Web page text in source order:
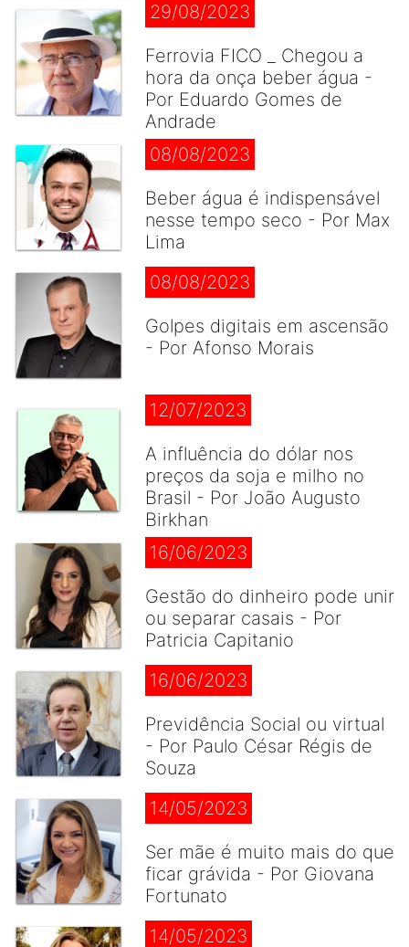
29/08/2023
Ferrovia FICO _ Chegou a
hora da onça beber água -
Por Eduardo Gomes de
Andrade
08/08/2023
Beber água é indispensável
nesse tempo seco - Por Max
Lima
08/08/2023
Golpes digitais em ascensão
- Por Afonso Morais
12/07/2023
A influência do dólar nos
preços da soja e milho no
Brasil - Por João Augusto
Birkhan
16/06/2023
Gestão do dinheiro pode unir
ou separar casais - Por
Patricia Capitanio
16/06/2023
Previdência Social ou virtual
- Por Paulo César Régis de
Souza
14/05/2023
Ser mãe é muito mais do que
ficar grávida - Por Giovana
Fortunato
14/05/2023